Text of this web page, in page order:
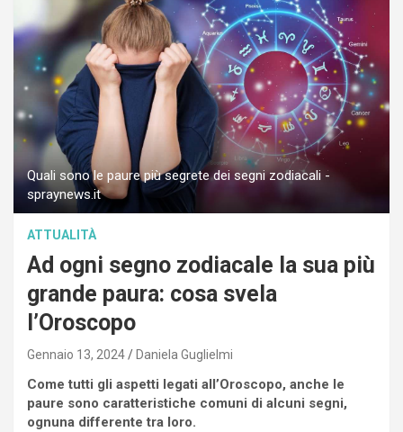
Quali sono le paure più segrete dei segni zodiacali -
spraynews.it
ATTUALITÀ
Ad ogni segno zodiacale la sua più
grande paura: cosa svela
l’Oroscopo
Gennaio 13, 2024 Daniela Guglielmi
Come tutti gli aspetti legati all’Oroscopo, anche le
paure sono caratteristiche comuni di alcuni segni,
ognuna differente tra loro.